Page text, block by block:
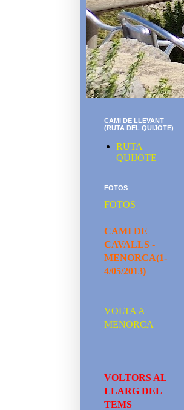
CAMI DE LLEVANT
(RUTA DEL QUIJOTE)
RUTA
QUIJOTE
FOTOS
FOTOS
CAMI DE
CAVALLS -
MENORCA(1-
4/05/2013)
VOLTA A
MENORCA
VOLTORS AL
LLARG DEL
TEMS